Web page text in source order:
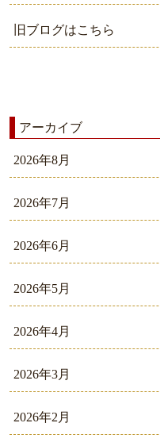
旧ブログはこちら
アーカイブ
2026年8月
2026年7月
2026年6月
2026年5月
2026年4月
2026年3月
2026年2月